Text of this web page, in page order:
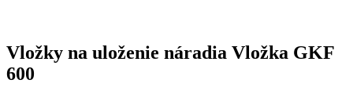
Vložky na uloženie náradia Vložka GKF
600